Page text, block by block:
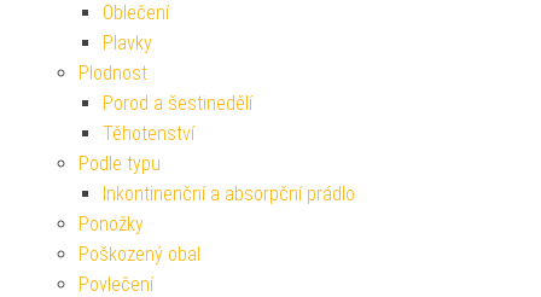
Oblečení
Plavky
Plodnost
Porod a šestinedělí
Těhotenství
Podle typu
Inkontinenční a absorpční prádlo
Ponožky
Poškozený obal
Povlečení